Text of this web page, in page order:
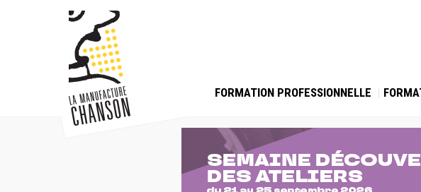
FORMATION PROFESSIONNELLE